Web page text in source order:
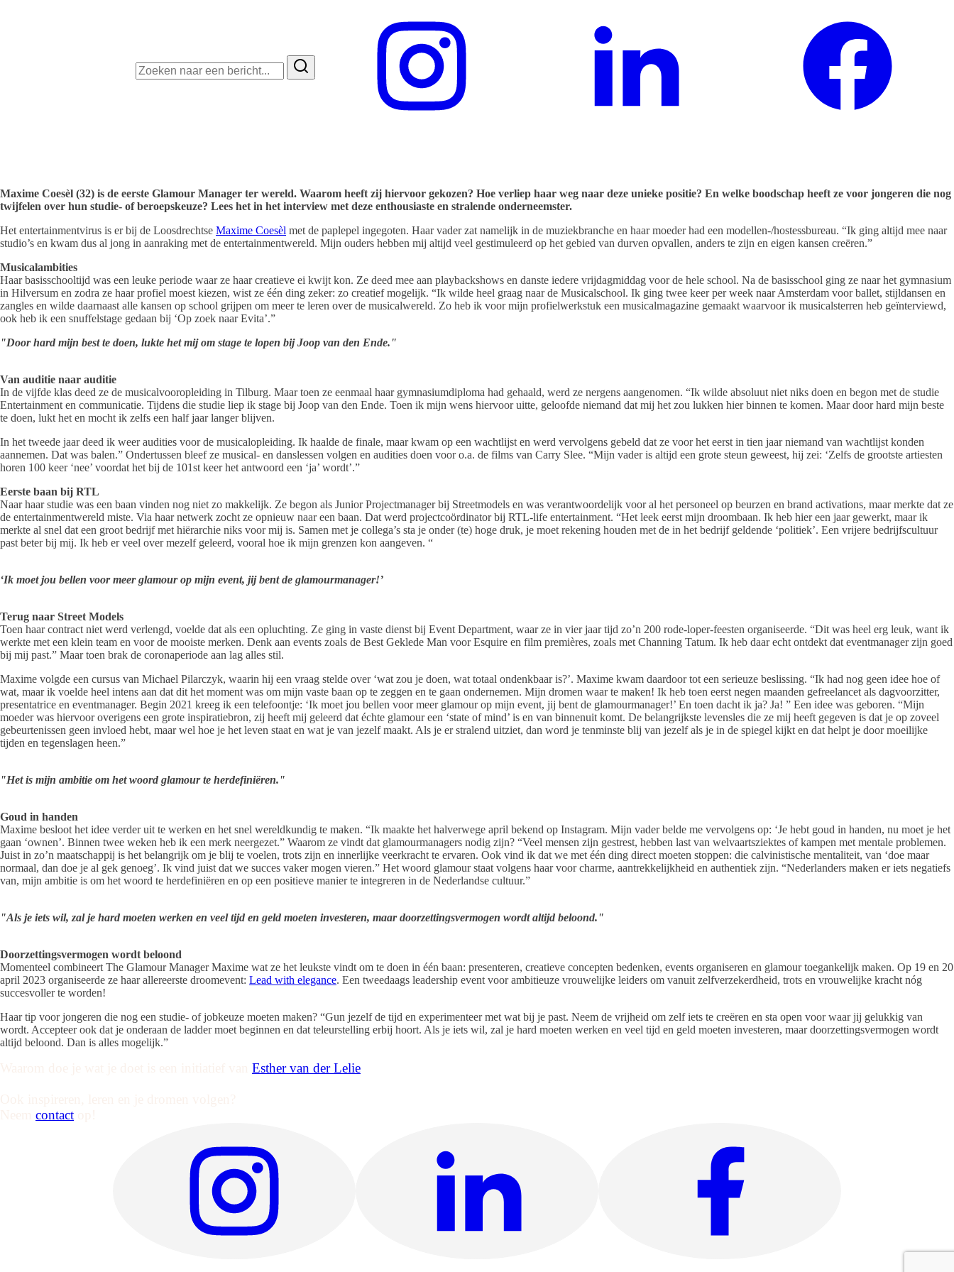
Zoeken
naar:
Maxime Coesèl (32) is de eerste Glamour Manager ter wereld. Waarom heeft zij hiervoor gekozen? Hoe verliep haar weg naar deze unieke positie? En welke boodschap heeft ze voor jongeren die nog
twijfelen over hun studie- of beroepskeuze? Lees het in het interview met deze enthousiaste en stralende onderneemster.
Het entertainmentvirus is er bij de Loosdrechtse Maxime Coesèl met de paplepel ingegoten. Haar vader zat namelijk in de muziekbranche en haar moeder had een modellen-/hostessbureau. “Ik ging altijd mee naar
studio’s en kwam dus al jong in aanraking met de entertainmentwereld. Mijn ouders hebben mij altijd veel gestimuleerd op het gebied van durven opvallen, anders te zijn en eigen kansen creëren.”
Musicalambities
Haar basisschooltijd was een leuke periode waar ze haar creatieve ei kwijt kon. Ze deed mee aan playbackshows en danste iedere vrijdagmiddag voor de hele school. Na de basisschool ging ze naar het gymnasium
in Hilversum en zodra ze haar profiel moest kiezen, wist ze één ding zeker: zo creatief mogelijk. “Ik wilde heel graag naar de Musicalschool. Ik ging twee keer per week naar Amsterdam voor ballet, stijldansen en
zangles en wilde daarnaast alle kansen op school grijpen om meer te leren over de musicalwereld. Zo heb ik voor mijn profielwerkstuk een musicalmagazine gemaakt waarvoor ik musicalsterren heb geïnterviewd,
ook heb ik een snuffelstage gedaan bij ‘Op zoek naar Evita’.”
"Door hard mijn best te doen, lukte het mij om stage te lopen bij Joop van den Ende."
Van auditie naar auditie
In de vijfde klas deed ze de musicalvooropleiding in Tilburg. Maar toen ze eenmaal haar gymnasiumdiploma had gehaald, werd ze nergens aangenomen. “Ik wilde absoluut niet niks doen en begon met de studie
Entertainment en communicatie. Tijdens die studie liep ik stage bij Joop van den Ende. Toen ik mijn wens hiervoor uitte, geloofde niemand dat mij het zou lukken hier binnen te komen. Maar door hard mijn beste
te doen, lukt het en mocht ik zelfs een half jaar langer blijven.
In het tweede jaar deed ik weer audities voor de musicalopleiding. Ik haalde de finale, maar kwam op een wachtlijst en werd vervolgens gebeld dat ze voor het eerst in tien jaar niemand van wachtlijst konden
aannemen. Dat was balen.” Ondertussen bleef ze musical- en danslessen volgen en audities doen voor o.a. de films van Carry Slee. “Mijn vader is altijd een grote steun geweest, hij zei: ‘Zelfs de grootste artiesten
horen 100 keer ‘nee’ voordat het bij de 101st keer het antwoord een ‘ja’ wordt’.”
Eerste baan bij RTL
Naar haar studie was een baan vinden nog niet zo makkelijk. Ze begon als Junior Projectmanager bij Streetmodels en was verantwoordelijk voor al het personeel op beurzen en brand activations, maar merkte dat ze
de entertainmentwereld miste. Via haar netwerk zocht ze opnieuw naar een baan. Dat werd projectcoördinator bij RTL-life entertainment. “Het leek eerst mijn droombaan. Ik heb hier een jaar gewerkt, maar ik
merkte al snel dat een groot bedrijf met hiërarchie niks voor mij is. Samen met je collega’s sta je onder (te) hoge druk, je moet rekening houden met de in het bedrijf geldende ‘politiek’. Een vrijere bedrijfscultuur
past beter bij mij. Ik heb er veel over mezelf geleerd, vooral hoe ik mijn grenzen kon aangeven. “
‘Ik moet jou bellen voor meer glamour op mijn event, jij bent de glamourmanager!’
Terug naar Street Models
Toen haar contract niet werd verlengd, voelde dat als een opluchting. Ze ging in vaste dienst bij Event Department, waar ze in vier jaar tijd zo’n 200 rode-loper-feesten organiseerde. “Dit was heel erg leuk, want ik
werkte met een klein team en voor de mooiste merken. Denk aan events zoals de Best Geklede Man voor Esquire en film premières, zoals met Channing Tatum. Ik heb daar echt ontdekt dat eventmanager zijn goed
bij mij past.” Maar toen brak de coronaperiode aan lag alles stil.
Maxime volgde een cursus van Michael Pilarczyk, waarin hij een vraag stelde over ‘wat zou je doen, wat totaal ondenkbaar is?’. Maxime kwam daardoor tot een serieuze beslissing. “Ik had nog geen idee hoe of
wat, maar ik voelde heel intens aan dat dit het moment was om mijn vaste baan op te zeggen en te gaan ondernemen. Mijn dromen waar te maken! Ik heb toen eerst negen maanden gefreelancet als dagvoorzitter,
presentatrice en eventmanager. Begin 2021 kreeg ik een telefoontje: ‘Ik moet jou bellen voor meer glamour op mijn event, jij bent de glamourmanager!’ En toen dacht ik ja? Ja! ” Een idee was geboren. “Mijn
moeder was hiervoor overigens een grote inspiratiebron, zij heeft mij geleerd dat échte glamour een ‘state of mind’ is en van binnenuit komt. De belangrijkste levensles die ze mij heeft gegeven is dat je op zoveel
gebeurtenissen geen invloed hebt, maar wel hoe je het leven staat en wat je van jezelf maakt. Als je er stralend uitziet, dan word je tenminste blij van jezelf als je in de spiegel kijkt en dat helpt je door moeilijke
tijden en tegenslagen heen.”
"Het is mijn ambitie om het woord glamour te herdefiniëren."
Goud in handen
Maxime besloot het idee verder uit te werken en het snel wereldkundig te maken. “Ik maakte het halverwege april bekend op Instagram. Mijn vader belde me vervolgens op: ‘Je hebt goud in handen, nu moet je het
gaan ‘ownen’. Binnen twee weken heb ik een merk neergezet.” Waarom ze vindt dat glamourmanagers nodig zijn? “Veel mensen zijn gestrest, hebben last van welvaartsziektes of kampen met mentale problemen.
Juist in zo’n maatschappij is het belangrijk om je blij te voelen, trots zijn en innerlijke veerkracht te ervaren. Ook vind ik dat we met één ding direct moeten stoppen: die calvinistische mentaliteit, van ‘doe maar
normaal, dan doe je al gek genoeg’. Ik vind juist dat we succes vaker mogen vieren.” Het woord glamour staat volgens haar voor charme, aantrekkelijkheid en authentiek zijn. “Nederlanders maken er iets negatiefs
van, mijn ambitie is om het woord te herdefiniëren en op een positieve manier te integreren in de Nederlandse cultuur.”
"Als je iets wil, zal je hard moeten werken en veel tijd en geld moeten investeren, maar doorzettingsvermogen wordt altijd beloond."
Doorzettingsvermogen wordt beloond
Momenteel combineert The Glamour Manager Maxime wat ze het leukste vindt om te doen in één baan: presenteren, creatieve concepten bedenken, events organiseren en glamour toegankelijk maken. Op 19 en 20
april 2023 organiseerde ze haar allereerste droomevent: Lead with elegance. Een tweedaags leadership event voor ambitieuze vrouwelijke leiders om vanuit zelfverzekerdheid, trots en vrouwelijke kracht nóg
succesvoller te worden!
Haar tip voor jongeren die nog een studie- of jobkeuze moeten maken? “Gun jezelf de tijd en experimenteer met wat bij je past. Neem de vrijheid om zelf iets te creëren en sta open voor waar jij gelukkig van
wordt. Accepteer ook dat je onderaan de ladder moet beginnen en dat teleurstelling erbij hoort. Als je iets wil, zal je hard moeten werken en veel tijd en geld moeten investeren, maar doorzettingsvermogen wordt
altijd beloond. Dan is alles mogelijk.”
Esther van der Lelie
contact